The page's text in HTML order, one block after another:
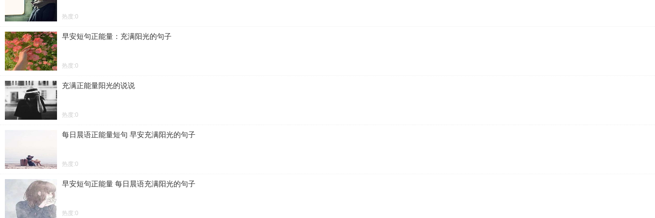
热度:0
早安短句正能量：充满阳光的句子
热度:0
充满正能量阳光的说说
热度:0
每日晨语正能量短句 早安充满阳光的句子
热度:0
早安短句正能量 每日晨语充满阳光的句子
热度:0